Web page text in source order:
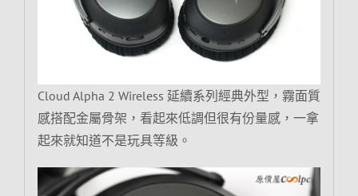
Cloud Alpha 2 Wireless 延續系列經典外型，霧面質
感搭配金屬骨架，看起來低調但很有份量感，一拿
起來就知道不是玩具等級。